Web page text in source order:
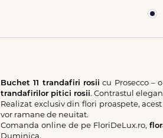
Buchet 11 trandafiri rosii cu Prosecco –
trandafirilor pitici rosii. Contrastul
Realizat exclusiv din flori proaspete, acest
vor ramane de neuitat.
Comanda online de pe FloriDeLux.ro,